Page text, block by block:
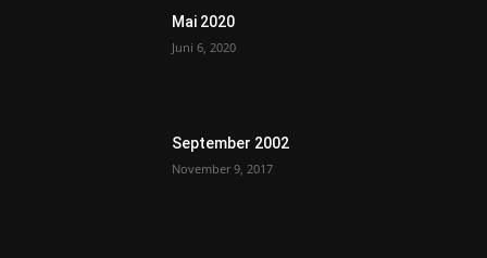
Mai 2020
Juni 6, 2020
September 2002
November 9, 2017